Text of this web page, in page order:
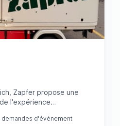
Zapfer propose une
l'expérience
d'événement